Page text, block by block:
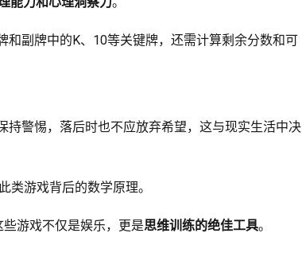
副牌中的K、10等关键牌，还需计算剩余分数和可
持警惕，落后时也不应放弃希望，这与现实生活中决
类游戏背后的数学原理。
游戏不仅是娱乐，更是思维训练的绝佳工具。